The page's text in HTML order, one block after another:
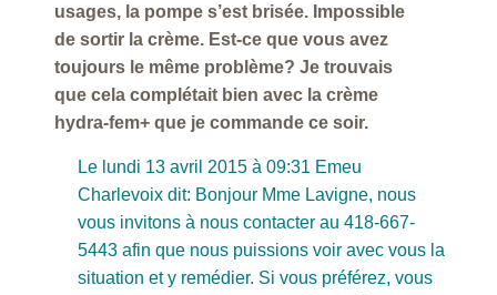
usages, la pompe s’est brisée. Impossible
de sortir la crème. Est-ce que vous avez
toujours le même problème? Je trouvais
que cela complétait bien avec la crème
hydra-fem+ que je commande ce soir.
Le lundi 13 avril 2015 à 09:31 Emeu
Charlevoix dit: Bonjour Mme Lavigne, nous
vous invitons à nous contacter au 418-667-
5443 afin que nous puissions voir avec vous la
situation et y remédier. Si vous préférez, vous